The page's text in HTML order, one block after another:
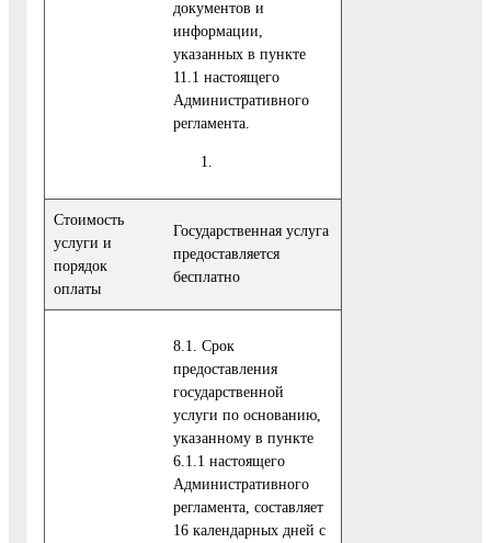
документов и
информации,
указанных в пункте
11.1 настоящего
Административного
регламента.
Стоимость
услуги и
порядок
оплаты
Государственная услуга
предоставляется
бесплатно
8.1. Срок
предоставления
государственной
услуги по основанию,
указанному в пункте
6.1.1 настоящего
Административного
регламента, составляет
16 календарных дней с